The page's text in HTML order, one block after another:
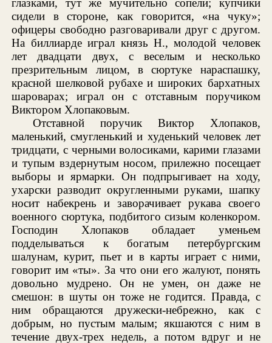
глазками, тут же мучительно сопели; купчики
сидели в стороне, как говорится, «на чуку»;
офицеры свободно разговаривали друг с другом.
На биллиарде играл князь Н., молодой человек
лет двадцати двух, с веселым и несколько
презрительным лицом, в сюртуке нараспашку,
красной шелковой рубахе и широких бархатных
шароварах; играл он с отставным поручиком
Виктором Хлопаковым.
Отставной поручик Виктор Хлопаков,
маленький, смугленький и худенький человек лет
тридцати, с черными волосиками, карими глазами
и тупым вздернутым носом, прилежно посещает
выборы и ярмарки. Он подпрыгивает на ходу,
ухарски разводит округленными руками, шапку
носит набекрень и заворачивает рукава своего
военного сюртука, подбитого сизым коленкором.
Господин Хлопаков обладает уменьем
подделываться к богатым петербургским
шалунам, курит, пьет и в карты играет с ними,
говорит им «ты». За что они его жалуют, понять
довольно мудрено. Он не умен, он даже не
смешон: в шуты он тоже не годится. Правда, с
ним обращаются дружески-небрежно, как с
добрым, но пустым малым; якшаются с ним в
течение двух-трех недель, а потом вдруг и не